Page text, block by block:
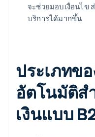
จะช่วยมอบเงื่อนไข
บริการได้มากขึ้น
ประเภทข
อัตโนมัติสํ
เงินแบบ